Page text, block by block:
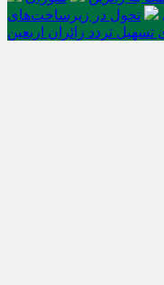
تحول در زیرساخت‌های
تردد زائران اربعین